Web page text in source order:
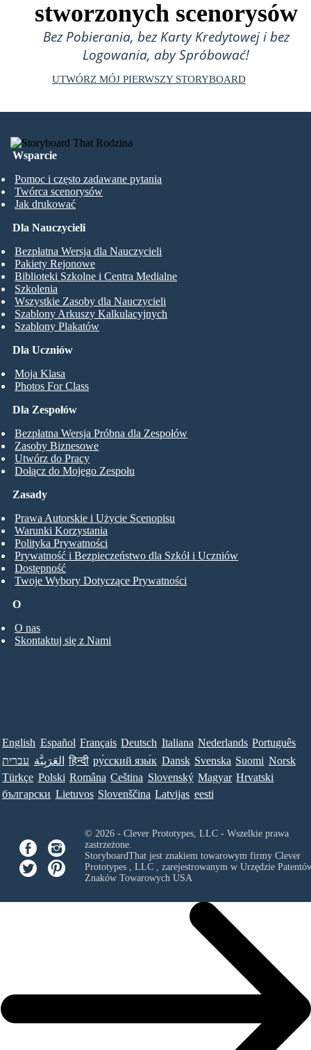
stworzonych scenorysów
Bez Pobierania, bez Karty Kredytowej i bez
Logowania, aby Spróbować!
UTWÓRZ MÓJ PIERWSZY STORYBOARD
Wsparcie
Pomoc i często zadawane pytania
Twórca scenorysów
Jak drukować
Dla Uczniów
Moja Klasa
Photos For Class
Dla Nauczycieli
Bezpłatna Wersja dla Nauczycieli
Pakiety Rejonowe
Biblioteki Szkolne i Centra Medialne
Szkolenia
Wszystkie Zasoby dla Nauczycieli
Szablony Arkuszy Kalkulacyjnych
Szablony Plakatów
Dla Zespołów
Bezpłatna Wersja Próbna dla Zespołów
Zasoby Biznesowe
Utwórz do Pracy
Dołącz do Mojego Zespołu
O
O nas
Skontaktuj się z Nami
Zasady
Prawa Autorskie i Użycie Scenopisu
Warunki Korzystania
Polityka Prywatności
Prywatność i Bezpieczeństwo dla Szkół i Uczniów
Dostępność
Twoje Wybory Dotyczące Prywatności
English Español Français Deutsch Italiana Nederlands Português
עברית العَرَبِيَّة हिन्दी ру́сский язы́к Dansk Svenska Suomi Norsk
Türkçe Polski Româna Ceština Slovenský Magyar Hrvatski
български Lietuvos Slovenščina Latvijas eesti
© 2026 - Clever Prototypes, LLC - Wszelkie prawa
zastrzeżone.
StoryboardThat jest znakiem towarowym firmy Clever
Prototypes , LLC, zarejestrowanym w Urzędzie
Znaków Towarowych USA